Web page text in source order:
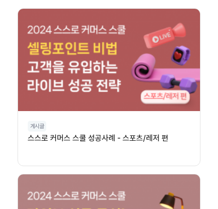
게시글
스스로 커머스 스쿨 성공사례 - 스포츠/레저 편